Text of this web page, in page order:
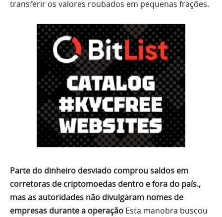
transferir os valores roubados em pequenas frações.
Parte do dinheiro desviado comprou saldos em
corretoras de criptomoedas dentro e fora do país.,
mas as autoridades não divulgaram nomes de
empresas durante a operação Esta manobra buscou